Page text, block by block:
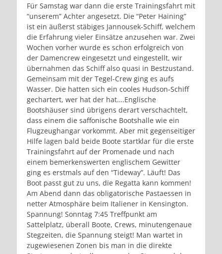
Für Samstag war dann die erste Trainingsfahrt mit
“unserem” Achter angesetzt. Die “Peter Haining”
ist ein äußerst stäbiges Jannousek-Schiff, welchem
die Erfahrung vieler Einsätze anzusehen war. Zwei
Wochen vorher wurde es schon erfolgreich von
der Damencrew eingesetzt und eingestellt, wir
übernahmen das Schiff also quasi in Bestzustand.
Gemeinsam mit der Tegel-Crew ging es aufs
Wasser. Die hatten sich ein cooles Hudson-Schiff
gechartert, wer hat der hat….Englische
Bootshäuser sind übrigens derart verschachtelt,
dass einem die saffonische Bootshalle wie ein
Flugzeughangar vorkommt. Aber mit gegenseitiger
Hilfe lagen bald beide Boote startklar für die erste
Trainingsfahrt auf der Promenade und nach
einem bemerkenswerten englischem Gewitter
ging es erstmals auf den “Tideway”. Läuft! Das
Boot passt gut zu uns, die Regatta kann kommen!
Am Abend dann das obligatorische Pastaessen in
netter Atmosphäre beim Italiener in Kensington.
Spannung! Sonntag 7:45 Treffpunkt am
Sattelplatz, überall Boote, Crews, minutengenaue
Stegzeiten, die Spannung steigt! Man wartet in
zugewiesenen Zonen bis man in die direkte